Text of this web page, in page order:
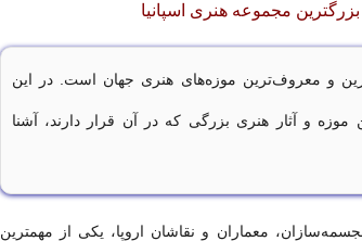
مجموعه هنری اسپانیا
و معروف‌ترین موزه‌های هنری جهان است. در این
موزه و آثار هنری بزرگی که در آن قرار دارند، آشنا
معماران و نقاشان اروپا، یکی از مهمترین